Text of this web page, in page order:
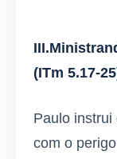
(ITm 5.17-
Paulo instrui
com o